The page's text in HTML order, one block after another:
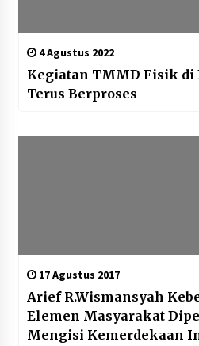
4 Agustus 2022
Kegiatan TMMD Fisik di
Terus Berproses
17 Agustus 2017
Arief R.Wismansyah
Elemen Masyarakat
Mengisi Kemerdekaan